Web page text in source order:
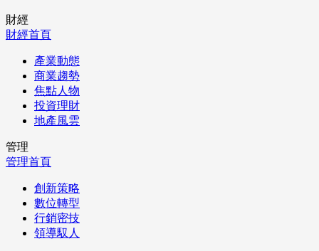
財經
財經首頁
產業動態
商業趨勢
焦點人物
投資理財
地產風雲
管理
管理首頁
創新策略
數位轉型
行銷密技
領導馭人